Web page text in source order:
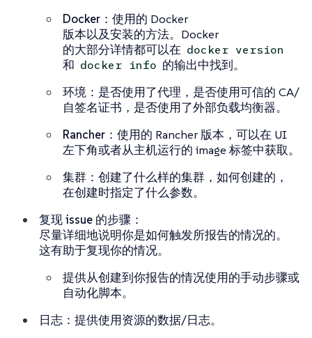
Docker ：使用的 Docker
版本以及安装的方法。Docker
的大部分详情都可以在 docker version
和 docker info 的输出中找到。
环境 ：是否使用了代理，是否使用可信的 CA/
自签名证书，是否使用了外部负载均衡器。
Rancher ：使用的 Rancher 版本，可以在 UI
左下角或者从主机运行的 image 标签中获取。
集群 ：创建了什么样的集群，如何创建的，
在创建时指定了什么参数。
复现 issue 的步骤 ：
尽量详细地说明你是如何触发所报告的情况的。
这有助于复现你的情况。
提供从创建到你报告的情况使用的手动步骤或
自动化脚本。
日志 ：提供使用资源的数据/日志。